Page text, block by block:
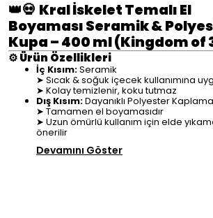
👑💀 Kral İskelet Temalı El
Boyaması Seramik &
Kupa – 400 ml (Kingdom of
⚙️Ürün Özellikleri
İç Kısım:Seramik
➤ Sıcak & soğuk içecek kullanımına
➤ Kolay temizlenir, koku tutmaz
Dış Kısım:Dayanıklı Polyester Kaplama
➤ Tamamen el boyamasıdır
➤ Uzun ömürlü kullanım için elde
önerilir
Devamını Göster